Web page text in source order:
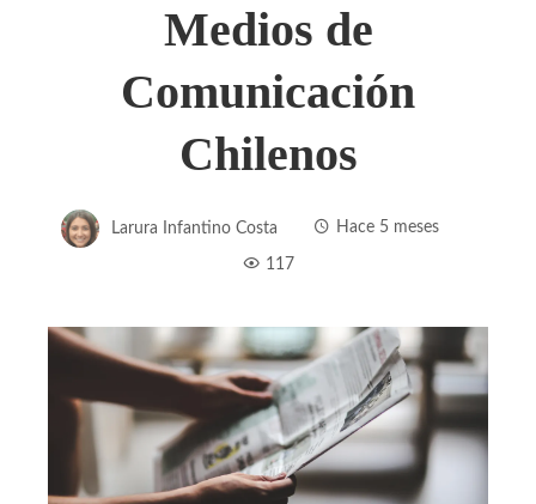
Medios de
Comunicación
Chilenos
Larura Infantino Costa Hace 5 meses
117